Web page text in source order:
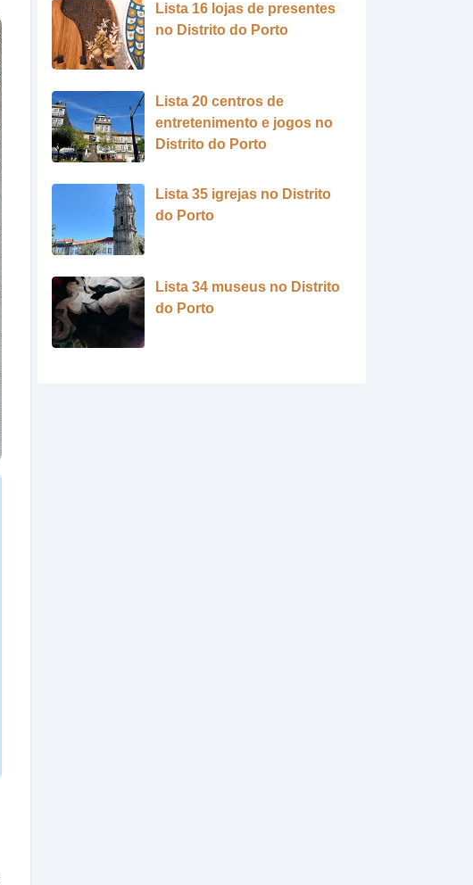
Lista 16 lojas de presentes
no Distrito do Porto
Lista 20 centros de
entretenimento e jogos no
Distrito do Porto
Lista 35 igrejas no Distrito
do Porto
Lista 34 museus no Distrito
do Porto